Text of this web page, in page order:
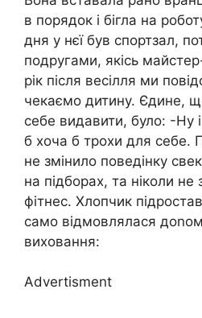
в порядок і бігла на
дня у нєї був спортзал,
подругами, якісь
рік після весілля ми
чекаємо дитину. Єдине,
себе видавити, було: -Ну
б хоча б трохи для себе.
не змінило поведінку
на підборах, та ніколи не
фітнес. Хлопчик
само відмовлялася
виховання:
Advertisment